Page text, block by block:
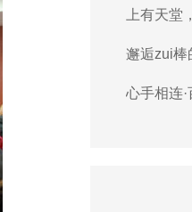
上有天
邂逅zui棒
心手相连